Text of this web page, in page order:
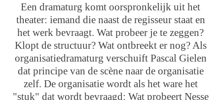
Een dramaturg komt oorspronkelijk uit het
theater: iemand die naast de regisseur staat en
het werk bevraagt. Wat probeer je te zeggen?
Klopt de structuur? Wat ontbreekt er nog? Als
organisatiedramaturg verschuift Pascal Gielen
dat principe van de scène naar de organisatie
zelf. De organisatie wordt als het ware het
"stuk" dat wordt bevraagd: Wat probeert Nesse